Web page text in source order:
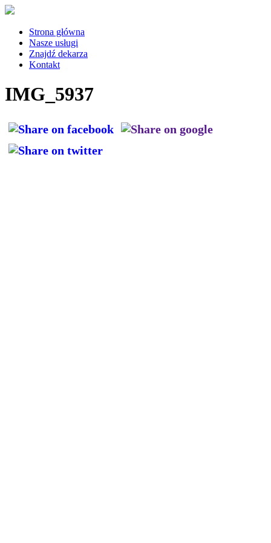
Strona główna
Nasze usługi
Znajdź dekarza
Kontakt
IMG_5937